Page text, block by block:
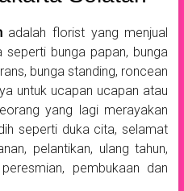
adalah florist yang menjual
seperti bunga papan, bunga
bunga standing, roncean
untuk ucapan ucapan atau
yang lagi merayakan
seperti duka cita, selamat
pelantikan, ulang tahun,
pembukaan dan